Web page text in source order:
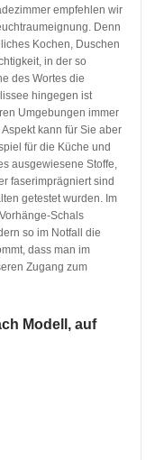
empfehlen wir
Denn
Kochen, Duschen
in der so
des Wortes die
hingegen ist
Umgebungen immer
kann für Sie aber
für die Küche und
ausgewiesene Stoffe,
faserimprägniert sind
getestet wurden. Im
Schals
so im Notfall die
dass man im
Zugang zum
Modell, auf